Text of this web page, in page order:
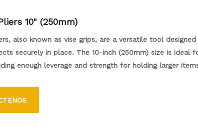
10" (250mm)
also known as vise grips, are a versatile tool
securely in place. The 10-inch (250mm) size is ideal
enough leverage and strength for holding larger
from the user's hand. They are commonly used in